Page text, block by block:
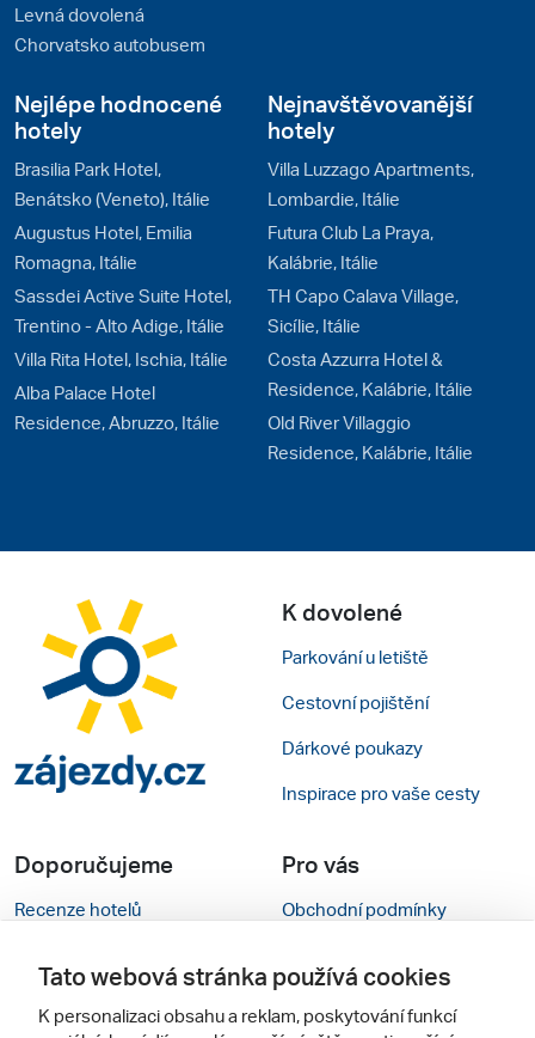
Levná dovolená
Chorvatsko autobusem
Nejlépe hodnocené
hotely
Brasilia Park Hotel,
Benátsko (Veneto), Itálie
Augustus Hotel, Emilia
Romagna, Itálie
Sassdei Active Suite Hotel,
Trentino - Alto Adige, Itálie
Villa Rita Hotel, Ischia, Itálie
Alba Palace Hotel
Residence, Abruzzo, Itálie
Nejnavštěvovanější
hotely
Villa Luzzago Apartments,
Lombardie, Itálie
Futura Club La Praya,
Kalábrie, Itálie
TH Capo Calava Village,
Sicílie, Itálie
Costa Azzurra Hotel &
Residence, Kalábrie, Itálie
Old River Villaggio
Residence, Kalábrie, Itálie
K dovolené
Parkování u letiště
Cestovní pojištění
Dárkové poukazy
Inspirace pro vaše cesty
Doporučujeme
Recenze hotelů
Pro vás
Obchodní podmínky
Tato webová stránka používá cookies
K personalizaci obsahu a reklam, poskytování funkcí